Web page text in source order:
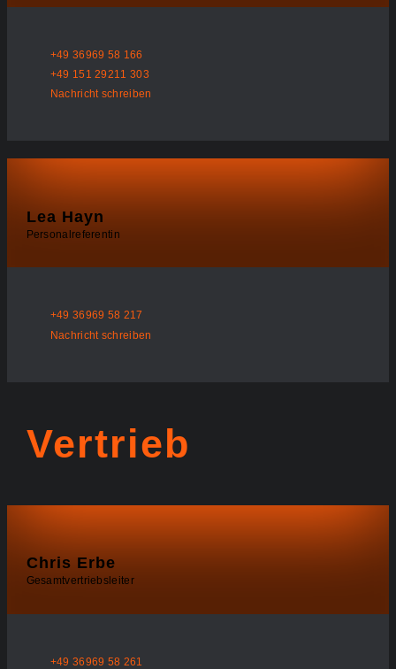
+49 36969 58 166
+49 151 29211 303
Nachricht schreiben
Lea Hayn
Personalreferentin
+49 36969 58 217
Nachricht schreiben
Vertrieb
Chris Erbe
Gesamtvertriebsleiter
+49 36969 58 261